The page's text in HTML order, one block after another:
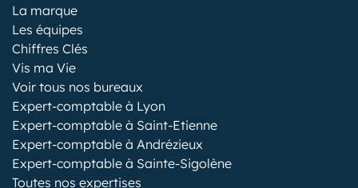
La marque
Les équipes
Chiffres Clés
Vis ma Vie
Voir tous nos bureaux
Expert-comptable à Lyon
Expert-comptable à Saint-Etienne
Expert-comptable à Andrézieux
Expert-comptable à Sainte-Sigolène
Toutes nos expertises